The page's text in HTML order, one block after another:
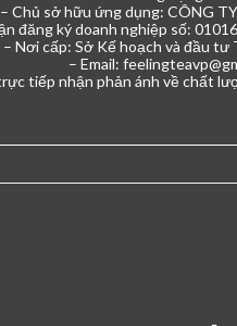
– Chủ sở hữu ứng dụng: CÔNG
đăng ký doanh nghiệp số:
– Nơi cấp: Sở Kế hoạch và đầu tư
– Email:
tiếp nhận phản ánh về chất